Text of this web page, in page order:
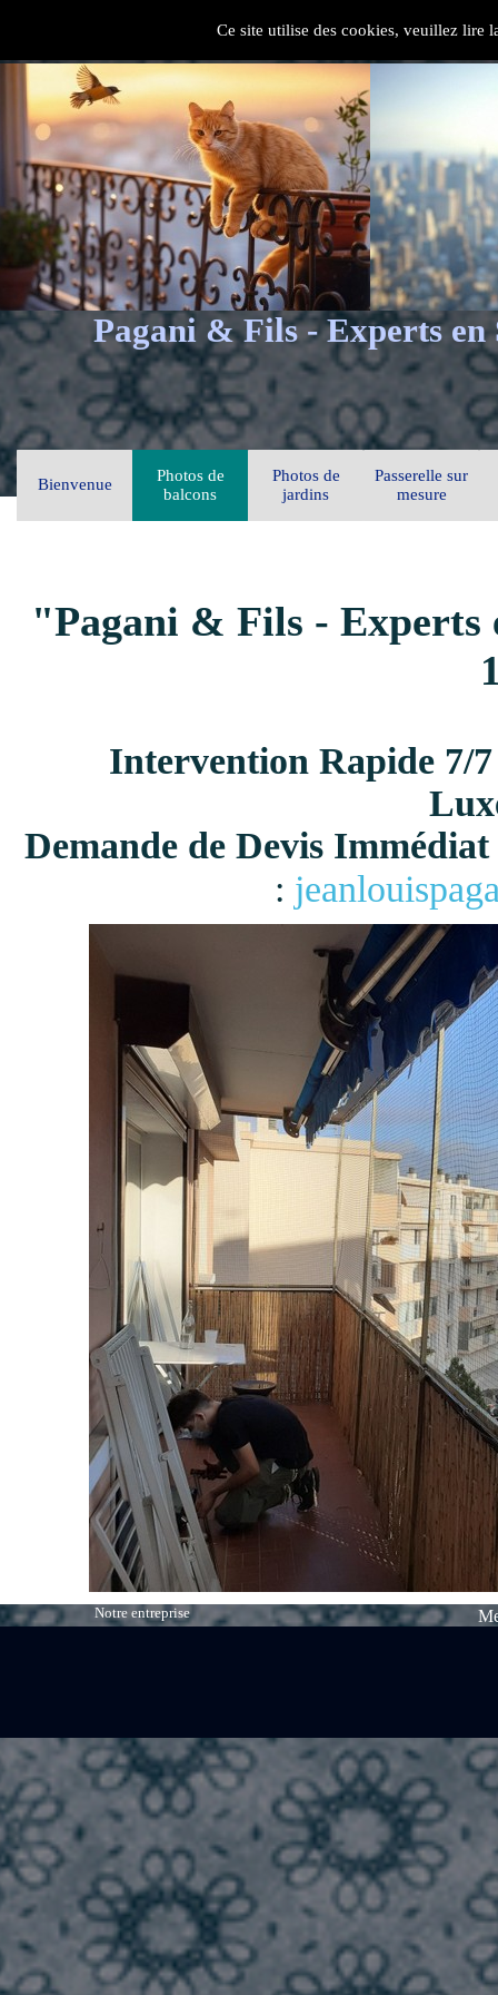
Ce site utilise des cookies, veuillez lire
Pagani & Fils - Experts en
Bienvenue
Photos de
balcons
Photos de
jardins
Passerelle sur
mesure
"Pagani & Fils - Experts
Intervention Rapide 7/
Demande de Devis
:
Notre entreprise